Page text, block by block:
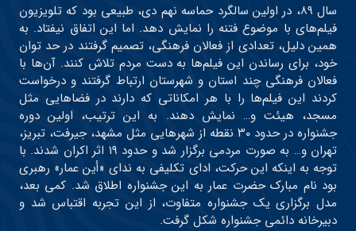
سال ۸۹، در اولین سالگرد حماسه نهم دی، طبیعی بود که تلویزیون
فیلم‌های با موضوع فتنه را نمایش دهد. اما این اتفاق نیفتاد. به
همین دلیل، تعدادی از فعالان فرهنگی، تصمیم گرفتند در حد توان
خود، برای رساندن این فیلم‌ها به دست مردم تلاش کنند. آن‌ها با
فعالان فرهنگی چند استان و شهرستان ارتباط گرفتند و درخواست
کردند این فیلم‌ها را با هر امکاناتی که دارند در فضاهایی مثل
مسجد، هیئت و… نمایش دهند. به این ترتیب، اولین دوره
جشنواره در حدود ۳۰ نقطه از شهرهایی مثل مشهد، جیرفت، تبریز،
تهران و… به صورت مردمی برگزار شد و حدود ۱۹ اثر اکران شدند. با
توجه به اینکه این حرکت، ادای تکلیفی به ندای «أین عمار» رهبری
بود نام مبارک حضرت عمار به این جشنواره اطلاق شد. کمی بعد،
مدل برگزاری یک جشنواره متفاوت، از این تجربه اقتباس شد و
دبیرخانه دائمی جشنواره شکل گرفت.